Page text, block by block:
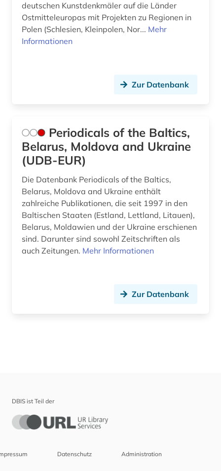
deutschen Kunstdenkmäler auf die Länder
Ostmitteleuropas mit Projekten zu Regionen in
Polen (Schlesien, Kleinpolen, Nor... Mehr
Informationen
Zur Datenbank
Periodicals of the Baltics,
Belarus, Moldova and Ukraine
(UDB-EUR)
Die Datenbank Periodicals of the Baltics,
Belarus, Moldova and Ukraine enthält
zahlreiche Publikationen, die seit 1997 in den
Baltischen Staaten (Estland, Lettland, Litauen),
Belarus, Moldawien und der Ukraine erschienen
sind. Darunter sind sowohl Zeitschriften als
auch Zeitungen. Mehr Informationen
Zur Datenbank
DBIS ist Teil der
Datenschutz Administration